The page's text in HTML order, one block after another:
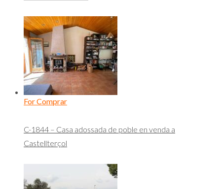
For Comprar
C-1844 – Casa adossada de poble en venda a
Castellterçol